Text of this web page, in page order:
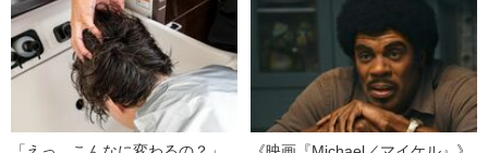
する光景”
とは…